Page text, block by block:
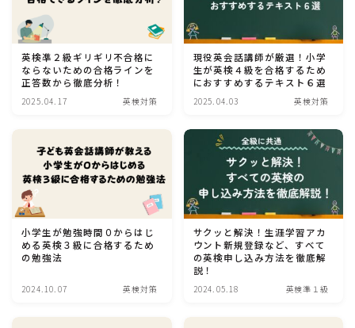
オンライン家庭教師
おうち英語
ロードマップ
幼児（ 4〜6歳 ）
小学生（ 7〜12歳 ）
英検
英検対策
英検凖２級ギリギリ不合格に
ならないための合格ラインを
正答数から徹底分析！
2025.04.17 英検対策
現役英会話講師が厳選！小学
生が英検４級を合格するため
におすすめするテキスト６選
2025.04.03 英検対策
小学生が勉強時間０からはじ
める英検３級に合格するため
の勉強法
2024.10.07 英検対策
サクッと解決！生涯学習アカ
ウント新規登録など、すべて
の英検申し込み方法を徹底解
説！
2024.05.18 英検準１級